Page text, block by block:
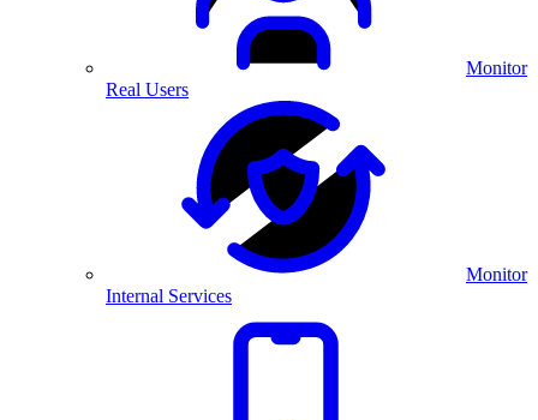
Monitor
Real Users
Monitor
Internal Services